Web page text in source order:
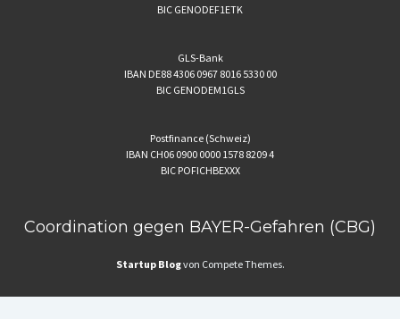
BIC GENODEF1ETK
GLS-Bank
IBAN DE88 4306 0967 8016 5330 00
BIC GENODEM1GLS
Postfinance (Schweiz)
IBAN CH06 0900 0000 1578 8209 4
BIC POFICHBEXXX
Coordination gegen BAYER-Gefahren (CBG)
Startup Blogvon Compete Themes.